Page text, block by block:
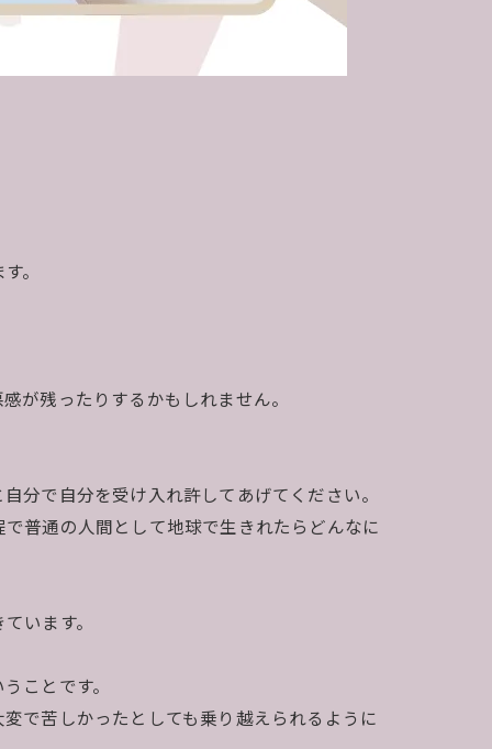
。
が残ったりするかもしれません。
分で自分を受け入れ許してあげてください。
普通の人間として地球で生きれたらどんなに
います。
ことです。
で苦しかったとしても乗り越えられるように